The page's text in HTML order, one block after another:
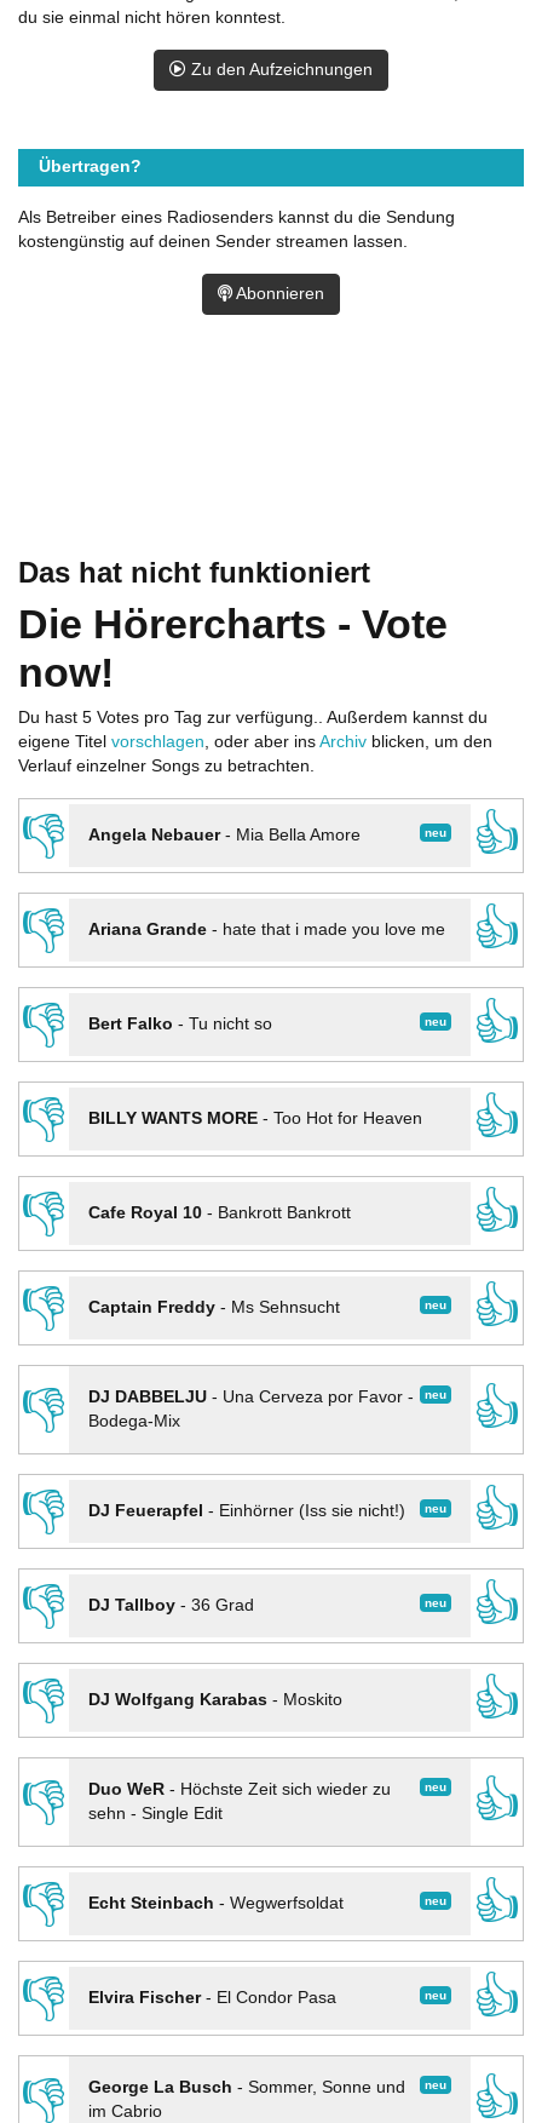
Das hat nicht funktioniert
Die Hörercharts - Vote
now!
Du hast 5 Votes pro Tag zur verfügung.. Außerdem kannst du
eigene Titel vorschlagen, oder aber ins Archiv blicken, um den
Verlauf einzelner Songs zu betrachten.
👎 neu
Angela Nebauer- Mia Bella Amore
👍
👎
Ariana Grande- hate that i made you love me
👍
👎
neu
Bert Falko - Tu nicht so
👍
👎
BILLY WANTS MORE- Too Hot for Heaven
👍
👎
Cafe Royal 10- Bankrott Bankrott
👍
👎
neu
Captain Freddy- Ms Sehnsucht
👍
👎
neu
DJ DABBELJU- Una Cerveza por Favor -
Bodega-Mix
👍
👎
neu
DJ Feuerapfel - Einhörner (Iss sie nicht!)
👍
👎
neu
DJ Tallboy- 36 Grad
👍
👎
DJ Wolfgang Karabas- Moskito
👍
👎
neu
Duo WeR- Höchste Zeit sich wieder zu
sehn - Single Edit
👍
👎
neu
Echt Steinbach - Wegwerfsoldat
👍
👎
neu
Elvira Fischer- El Condor Pasa
👍
👎
neu
George La Busch - Sommer, Sonne und
im Cabrio
👍
du sie einmal nicht hören konntest.
Zu den Aufzeichnungen
Übertragen?
Als Betreiber eines Radiosenders kannst du die Sendung
kostengünstig auf deinen Sender streamen lassen.
Abonnieren